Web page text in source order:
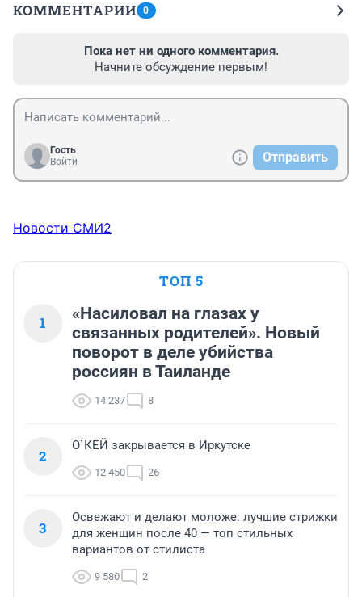
КОММЕНТАРИИ 0
Пока нет ни одного комментария.
Начните обсуждение первым!
Гость
Войти
Отправить
Новости СМИ2
ТОП 5
1
«Насиловал на глазах у
связанных родителей». Новый
поворот в деле убийства
россиян в Таиланде
14 237 8
2
О`КЕЙ закрывается в Иркутске
12 450 26
3
Освежают и делают моложе: лучшие стрижки
для женщин после 40 — топ стильных
вариантов от стилиста
9 580 2